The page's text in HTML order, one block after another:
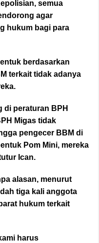
semua
agar
hukum bagi para
berdasarkan
terkait tidak adanya
di peraturan BPH
Migas tidak
pengecer BBM di
Pom Mini, mereka
Ican.
alasan, menurut
tiga kali anggota
hukum terkait
harus